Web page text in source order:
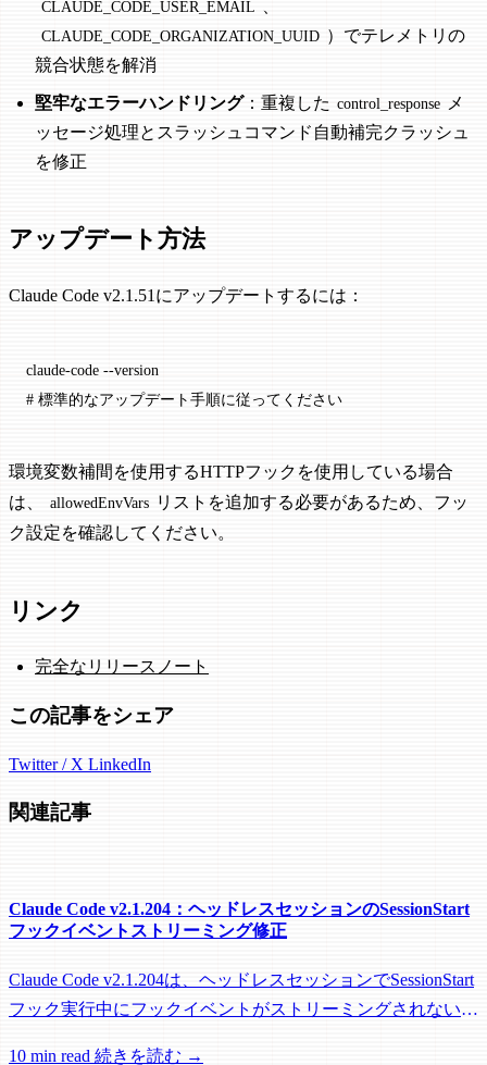
CLAUDE_CODE_USER_EMAIL 、
CLAUDE_CODE_ORGANIZATION_UUID ）でテレメトリの
競合状態を解消
堅牢なエラーハンドリング：重複した control_response
メ
ッセージ処理とスラッシュコマンド自動補完クラッシュ
を修正
アップデート方法
Claude Code v2.1.51にアップデートするには：
claude-code --version
# 標準的なアップデート手順に従ってください
環境変数補間を使用するHTTPフックを使用している場合
は、
allowedEnvVars リストを追加する必要があるため、フッ
ク設定を確認してください。
リンク
完全なリリースノート
この記事をシェア
Twitter / X LinkedIn
関連記事
Claude Code v2.1.204：ヘッドレスセッションのSessionStart
フックイベントストリーミング修正
Claude Code v2.1.204は、ヘッドレスセッションでSessionStart
フック実行中にフックイベントがストリーミングされない問
10 min read 続きを読む →